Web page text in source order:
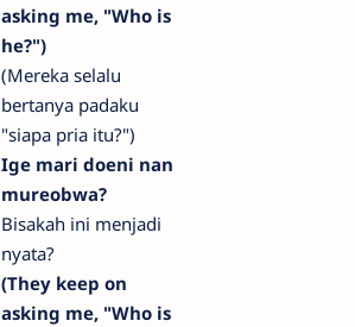
asking me, "Who is
he?")
(Mereka selalu
bertanya padaku
"siapa pria itu?")
Ige mari doeni nan
mureobwa?
Bisakah ini menjadi
nyata?
(They keep on
asking me, "Who is